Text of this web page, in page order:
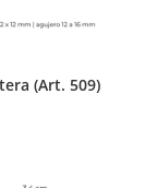
(Art. 509)